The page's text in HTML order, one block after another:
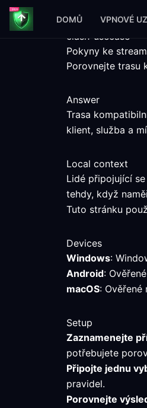
DOMŮ VPNOVÉ
clash-usecase
Pokyny ke
Porovnejte trasu
Answer
Trasa
klient, služba a
Local context
Lidé připojující
tehdy, když
Tuto stránku
Devices
Windows:
Android:
macOS:
Setup
Zaznamenejte
potřebujete
Připojte jednu
pravidel.
Porovnejte